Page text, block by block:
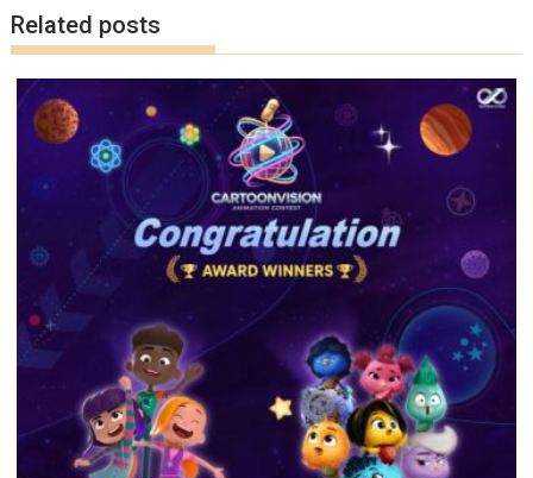
Related posts